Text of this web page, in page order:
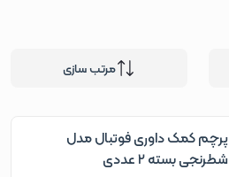
مرتب سازی
پرچم کمک داوری فوتبال مدل
شطرنجی بسته 2 عددی